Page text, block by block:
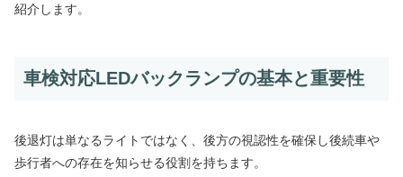
紹介します。
車検対応LEDバックランプの基本と重要性
後退灯は単なるライトではなく、後方の視認性を確保し後続車や
歩行者への存在を知らせる役割を持ちます。